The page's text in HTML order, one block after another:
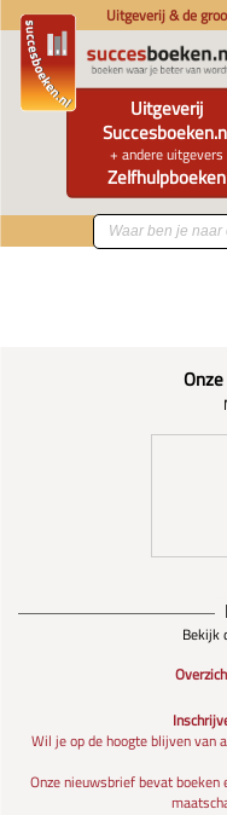
Uitgeverij & de
Uitgeverij
+ andere uitgevers
Zelfhulpboeken
Bekijk
Wil je op de hoogte blijven van
Onze nieuwsbrief bevat